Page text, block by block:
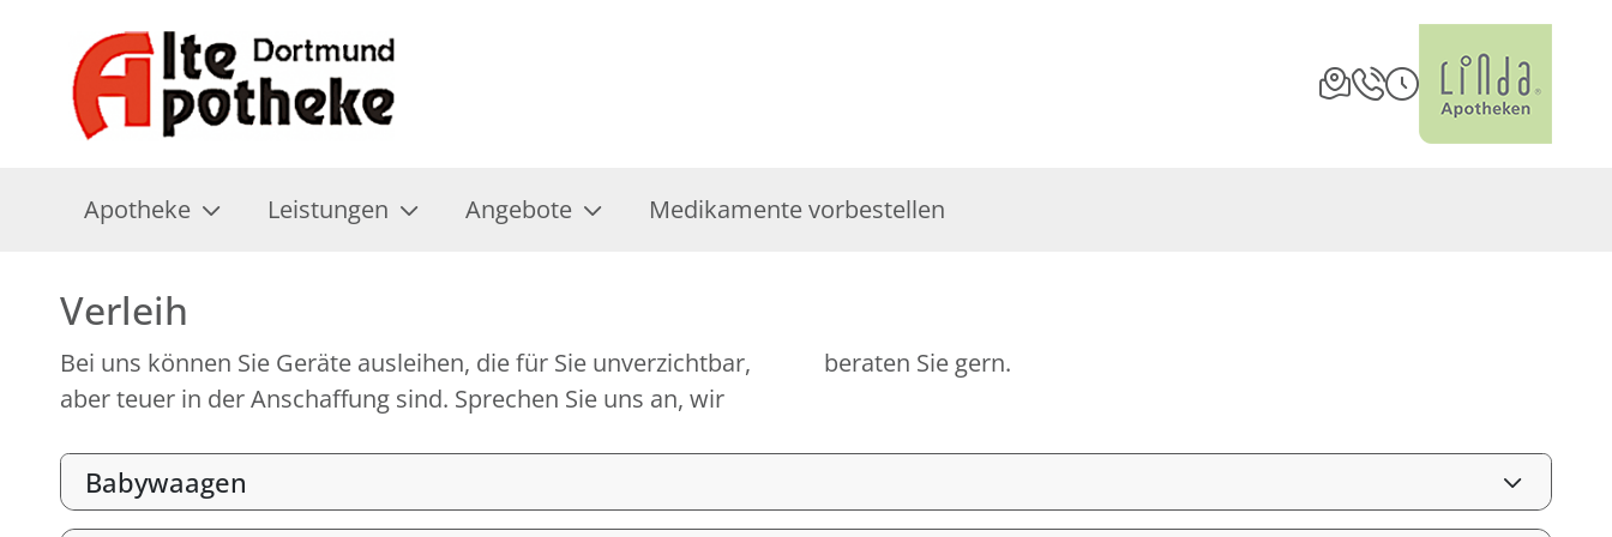
Apotheke Leistungen Angebote Medikamente vorbestellen
Verleih
Bei uns können Sie Geräte ausleihen, die für Sie unverzichtbar,
aber teuer in der Anschaffung sind. Sprechen Sie uns an, wir
beraten Sie gern.
Babywaagen